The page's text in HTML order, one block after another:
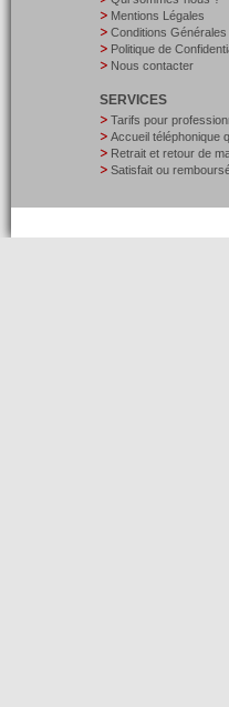
Mentions Légales
Conditions Générales
Politique de
Nous contacter
SERVICES
Tarifs pour
Accueil téléphonique
Retrait et retour de
Satisfait ou